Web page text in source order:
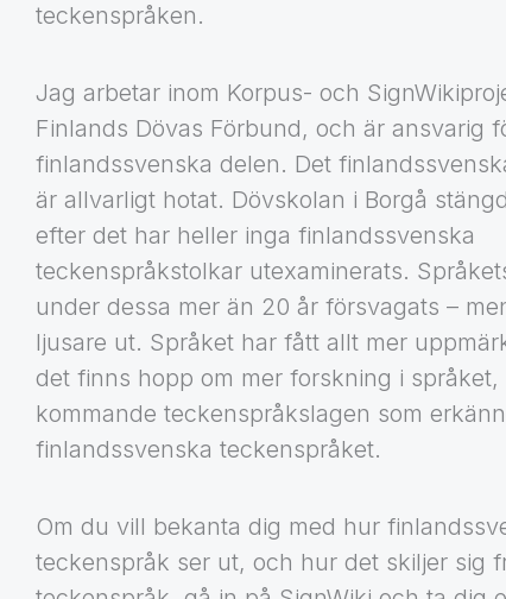
teckenspråken.
Jag arbetar inom Korpus- och
Finlands Dövas Förbund, och är ansvarig
finlandssvenska delen. Det
är allvarligt hotat. Dövskolan i Borgå
efter det har heller inga finlandssvenska
teckenspråkstolkar utexaminerats.
under dessa mer än 20 år försvagats –
ljusare ut. Språket har fått allt mer
det finns hopp om mer forskning i språket,
kommande teckenspråkslagen som
finlandssvenska teckenspråket.
Om du vill bekanta dig med hur
teckenspråk ser ut, och hur det skiljer sig